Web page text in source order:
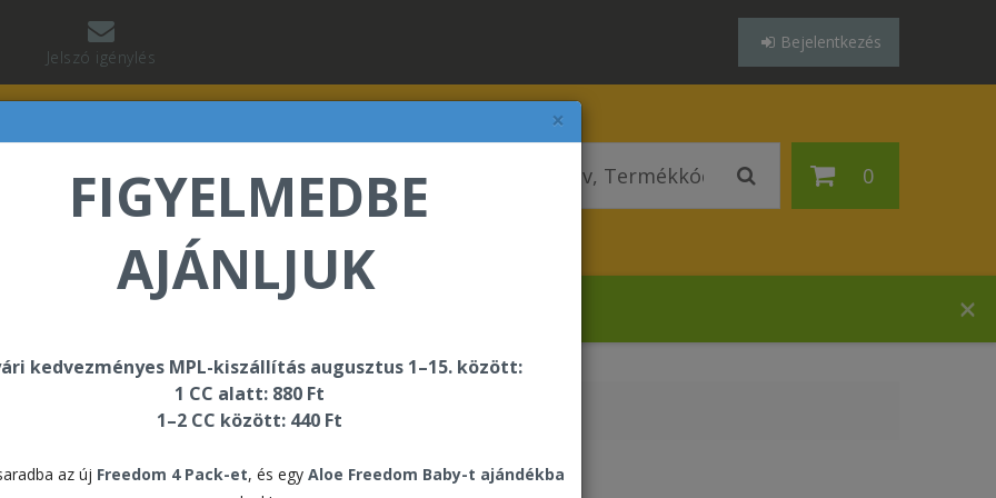
×
FIGYELMEDBE
AJÁNLJUK
kedvezményes MPL-kiszállítás augusztus 1–15. között:
1 CC alatt: 880 Ft
1–2 CC között: 440 Ft
az új Freedom 4 Pack-et, és egy Aloe Freedom Baby-t ajándékba
Jelszó igénylés
Bejelentkezés
0